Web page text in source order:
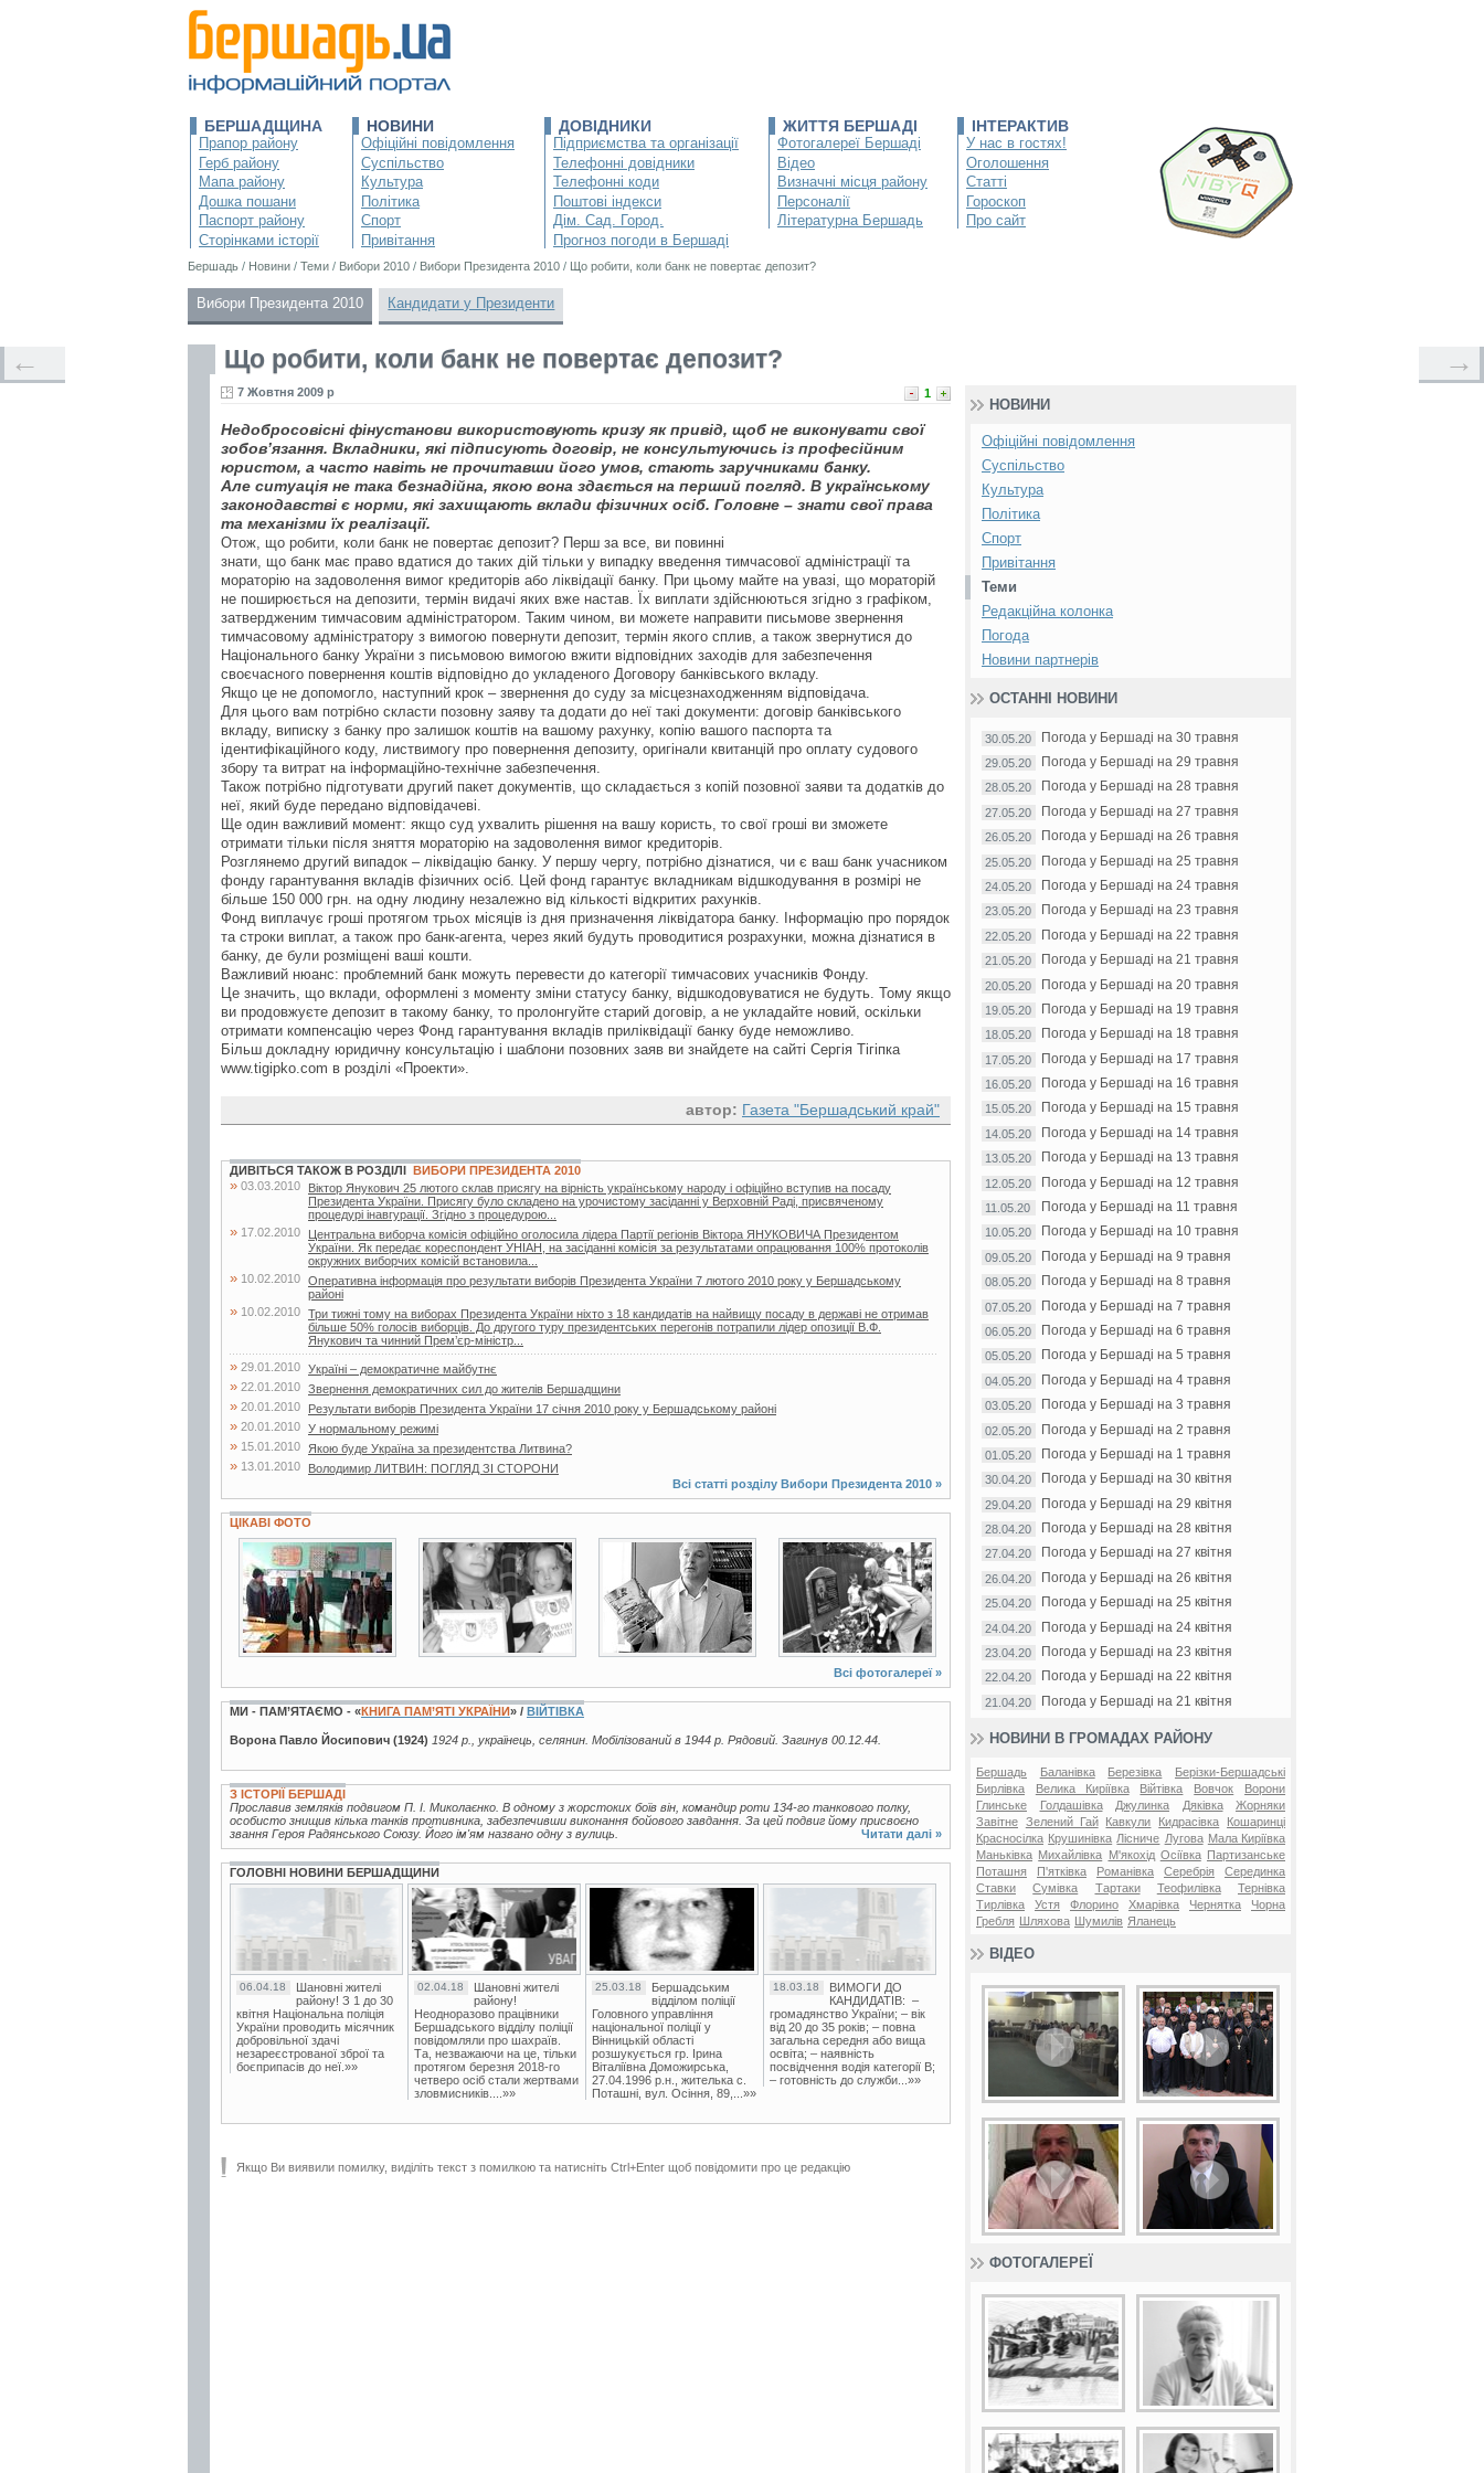
БЕРШАДЩИНА
Прапор району
Герб району
Мапа району
Дошка пошани
Паспорт району
Сторінками історії
НОВИНИ
Офіційні повідомлення
Суспільство
Культура
Політика
Спорт
Привітання
ДОВІДНИКИ
Підприємства та організації
Телефонні довідники
Телефонні коди
Поштові індекси
Дім. Сад. Город.
Прогноз погоди в Бершаді
ЖИТТЯ БЕРШАДІ
Фотогалереї Бершаді
Відео
Визначні місця району
Персоналії
Літературна Бершадь
ІНТЕРАКТИВ
У нас в гостях!
Оголошення
Статті
Гороскоп
Про сайт
Бершадь / Новини / Теми / Вибори 2010 / Вибори Президента 2010 / Що робити, коли банк не повертає депозит?
Вибори Президента 2010 Кандидати у Президенти
Що робити, коли банк не повертає депозит?
1
7 Жовтня 2009 р
Недобросовісні фінустанови використовують кризу як привід, щоб не виконувати свої
зобов’язання. Вкладники, які підписують договір, не консультуючись із професійним
юристом, а часто навіть не прочитавши його умов, стають заручниками банку.
Але ситуація не така безнадійна, якою вона здається на перший погляд. В українському
законодавстві є норми, які захищають вклади фізичних осіб. Головне – знати свої права
та механізми їх реалізації.
Отож, що робити, коли банк не повертає депозит? Перш за все, ви повинні
знати, що банк має право вдатися до таких дій тільки у випадку введення тимчасової адміністрації та
мораторію на задоволення вимог кредиторів або ліквідації банку. При цьому майте на увазі, що мораторій
не поширюється на депозити, термін видачі яких вже настав. Їх виплати здійснюються згідно з графіком,
затвердженим тимчасовим адміністратором. Таким чином, ви можете направити письмове звернення
тимчасовому адміністратору з вимогою повернути депозит, термін якого сплив, а також звернутися до
Національного банку України з письмовою вимогою вжити відповідних заходів для забезпечення
своєчасного повернення коштів відповідно до укладеного Договору банківського вкладу.
Якщо це не допомогло, наступний крок – звернення до суду за місцезнаходженням відповідача.
Для цього вам потрібно скласти позовну заяву та додати до неї такі документи: договір банківського
вкладу, виписку з банку про залишок коштів на вашому рахунку, копію вашого паспорта та
ідентифікаційного коду, листвимогу про повернення депозиту, оригінали квитанцій про оплату судового
збору та витрат на інформаційно-технічне забезпечення.
Також потрібно підготувати другий пакет документів, що складається з копій позовної заяви та додатків до
неї, який буде передано відповідачеві.
Ще один важливий момент: якщо суд ухвалить рішення на вашу користь, то свої гроші ви зможете
отримати тільки після зняття мораторію на задоволення вимог кредиторів.
Розглянемо другий випадок – ліквідацію банку. У першу чергу, потрібно дізнатися, чи є ваш банк учасником
фонду гарантування вкладів фізичних осіб. Цей фонд гарантує вкладникам відшкодування в розмірі не
більше 150 000 грн. на одну людину незалежно від кількості відкритих рахунків.
Фонд виплачує гроші протягом трьох місяців із дня призначення ліквідатора банку. Інформацію про порядок
та строки виплат, а також про банк-агента, через який будуть проводитися розрахунки, можна дізнатися в
банку, де були розміщені ваші кошти.
Важливий нюанс: проблемний банк можуть перевести до категорії тимчасових учасників Фонду.
Це значить, що вклади, оформлені з моменту зміни статусу банку, відшкодовуватися не будуть. Тому якщо
ви продовжуєте депозит в такому банку, то пролонгуйте старий договір, а не укладайте новий, оскільки
отримати компенсацію через Фонд гарантування вкладів приліквідації банку буде неможливо.
Більш докладну юридичну консультацію і шаблони позовних заяв ви знайдете на сайті Сергія Тігіпка
www.tigipko.com в розділі «Проекти».
автор: Газета "Бершадський край"
← →
ДИВІТЬСЯ ТАКОЖ В РОЗДІЛІ ВИБОРИ ПРЕЗИДЕНТА 2010
» 03.03.2010
Віктор Янукович 25 лютого склав присягу на вірність українському народу і офіційно вступив на посаду
Президента України. Присягу було складено на урочистому засіданні у Верховній Раді, присвяченому
процедурі інавгурації. Згідно з процедурою...
» 17.02.2010
Центральна виборча комісія офіційно оголосила лідера Партії регіонів Віктора ЯНУКОВИЧА Президентом
України. Як передає кореспондент УНІАН, на засіданні комісія за результатами опрацювання 100% протоколів
окружних виборчих комісій встановила...
» 10.02.2010 Оперативна інформація про результати виборів Президента України 7 лютого 2010 року у Бершадському
районі
» 10.02.2010 Три тижні тому на виборах Президента України ніхто з 18 кандидатів на найвищу посаду в державі не отримав
більше 50% голосів виборців. До другого туру президентських перегонів потрапили лідер опозиції В.Ф.
Янукович та чинний Прем’єр-міністр...
» 29.01.2010 Україні – демократичне майбутнє
» 22.01.2010 Звернення демократичних сил до жителів Бершадщини
» 20.01.2010 Результати виборів Президента України 17 січня 2010 року у Бершадському районі
» 20.01.2010 У нормальному режимі
» 15.01.2010 Якою буде Україна за президентства Литвина?
» 13.01.2010
Володимир ЛИТВИН: ПОГЛЯД ЗІ СТОРОНИ
Всі статті розділу Вибори Президента 2010 »
ЦІКАВІ ФОТО
3 фото 3 фото 2 фото
Всі фотогалереї »
МИ - ПАМ’ЯТАЄМО - «КНИГА ПАМ’ЯТІ УКРАЇНИ» / ВІЙТІВКА
Ворона Павло Йосипович (1924) 1924 р., українець, селянин. Мобілізований в 1944 р. Рядовий. Загинув 00.12.44.
З ІСТОРІЇ БЕРШАДІ
Прославив земляків подвигом П. І. Миколаєнко. В одному з жорстоких боїв він, командир роти 134-го танкового полку,
особисто знищив кілька танків противника, забезпечивши виконання бойового завдання. За цей подвиг йому присвоєно
звання Героя Радянського Союзу. Його ім'ям названо одну з вулиць.
Читати далі »
ГОЛОВНІ НОВИНИ БЕРШАДЩИНИ
06.04.18
Шановні жителі
району! З 1 до 30
квітня Національна поліція
України проводить місячник
добровільної здачі
незареєстрованої зброї та
боєприпасів до неї.»»
02.04.18
Шановні жителі
району!
Неодноразово працівники
Бершадського відділу поліції
повідомляли про шахраїв.
Та, незважаючи на це, тільки
протягом березня 2018-го
четверо осіб стали жертвами
зловмисників....»»
25.03.18
Бершадським
відділом поліції
Головного управління
національної поліції у
Вінницькій області
розшукується гр. Ірина
Віталіївна Доможирська,
27.04.1996 р.н., жителька с.
Поташні, вул. Осіння, 89,...»»
18.03.18
ВИМОГИ ДО
КАНДИДАТІВ: –
громадянство України; – вік
від 20 до 35 років; – повна
загальна середня або вища
освіта; – наявність
посвідчення водія категорії В;
– готовність до служби...»»
Якщо Ви виявили помилку, виділіть текст з помилкою та натисніть Ctrl+Enter щоб повідомити про це редакцію
НОВИНИ
Офіційні повідомлення
Суспільство
Культура
Політика
Спорт
Привітання
Теми
Редакційна колонка
Погода
Новини партнерів
ОСТАННІ НОВИНИ
30.05.20 Погода у Бершаді на 30 травня
29.05.20 Погода у Бершаді на 29 травня
28.05.20 Погода у Бершаді на 28 травня
27.05.20 Погода у Бершаді на 27 травня
26.05.20 Погода у Бершаді на 26 травня
25.05.20 Погода у Бершаді на 25 травня
24.05.20 Погода у Бершаді на 24 травня
23.05.20 Погода у Бершаді на 23 травня
22.05.20 Погода у Бершаді на 22 травня
21.05.20 Погода у Бершаді на 21 травня
20.05.20 Погода у Бершаді на 20 травня
19.05.20 Погода у Бершаді на 19 травня
18.05.20 Погода у Бершаді на 18 травня
17.05.20 Погода у Бершаді на 17 травня
16.05.20 Погода у Бершаді на 16 травня
15.05.20 Погода у Бершаді на 15 травня
14.05.20 Погода у Бершаді на 14 травня
13.05.20 Погода у Бершаді на 13 травня
12.05.20 Погода у Бершаді на 12 травня
11.05.20 Погода у Бершаді на 11 травня
10.05.20 Погода у Бершаді на 10 травня
09.05.20 Погода у Бершаді на 9 травня
08.05.20 Погода у Бершаді на 8 травня
07.05.20 Погода у Бершаді на 7 травня
06.05.20 Погода у Бершаді на 6 травня
05.05.20 Погода у Бершаді на 5 травня
04.05.20 Погода у Бершаді на 4 травня
03.05.20 Погода у Бершаді на 3 травня
02.05.20 Погода у Бершаді на 2 травня
01.05.20 Погода у Бершаді на 1 травня
30.04.20 Погода у Бершаді на 30 квітня
29.04.20 Погода у Бершаді на 29 квітня
28.04.20 Погода у Бершаді на 28 квітня
27.04.20 Погода у Бершаді на 27 квітня
26.04.20 Погода у Бершаді на 26 квітня
25.04.20 Погода у Бершаді на 25 квітня
24.04.20 Погода у Бершаді на 24 квітня
23.04.20 Погода у Бершаді на 23 квітня
22.04.20 Погода у Бершаді на 22 квітня
21.04.20 Погода у Бершаді на 21 квітня
НОВИНИ В ГРОМАДАХ РАЙОНУ
Бершадь Баланівка Березівка
Берізки-Бершадські
Бирлівка
Велика Киріївка Війтівка Вовчок
Ворони
Глинське
Голдашівка Джулинка Дяківка
Жорняки
Завітне Зелений Гай Кавкули Кидрасівка
Кошаринці
Красносілка Крушинівка Лісниче Лугова Мала Киріївка
Маньківка Михайлівка М'якохід Осіївка
Партизанське
Поташня
П'ятківка Романівка Серебрія
Серединка
Ставки
Сумівка Тартаки Теофилівка
Тернівка
Тирлівка
Устя Флорино Хмарівка Чернятка
Чорна
Гребля
Шляхова Шумилів Яланець
ВІДЕО
ФОТОГАЛЕРЕЇ